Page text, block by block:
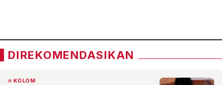
DIREKOMENDASIKAN
KOLOM